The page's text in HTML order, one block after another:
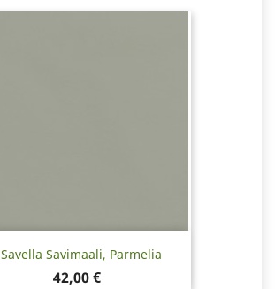
Savella Savimaali, Parmelia
Hinta
42,00 €